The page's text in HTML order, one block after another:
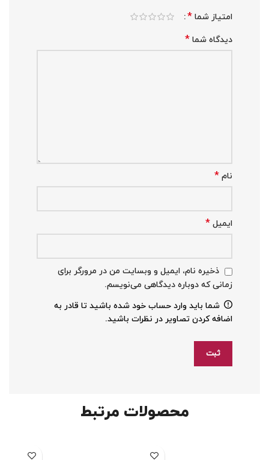
امتیاز شما *
دیدگاه شما *
نام *
ایمیل *
ذخیره نام، ایمیل و وبسایت من در مرورگر برای
زمانی که دوباره دیدگاهی می‌نویسم.
شما باید وارد حساب خود شده باشید تا قادر به
اضافه کردن تصاویر در نظرات باشید.
محصولات مرتبط